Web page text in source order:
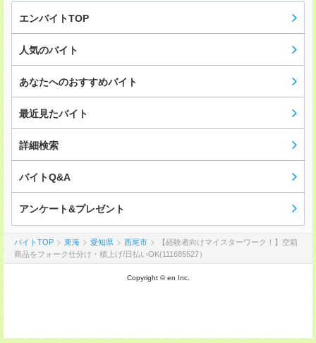
エンバイトTOP
人気のバイト
あなたへのおすすめバイト
最近見たバイト
詳細検索
バイトQ&A
アンケート&プレゼント
バイトTOP 東海 愛知県 西尾市
【経験者向けマイスターワーク！】空箱
商品をフォーク仕分け・積上げ/日払いOK(111685527）
Copyright © en Inc.